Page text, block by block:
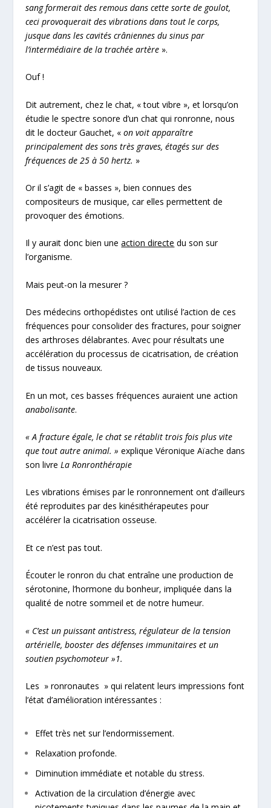
sang formerait des remous dans cette sorte de goulot,
ceci provoquerait des vibrations dans tout le corps,
jusque dans les cavités crâniennes du sinus par
l’intermédiaire de la trachée artère ».
Ouf !
Dit autrement, chez le chat, « tout vibre », et lorsqu’on
étudie le spectre sonore d’un chat qui ronronne, nous
dit le docteur Gauchet, «on voit apparaître
principalement des sons très graves, étagés sur des
fréquences de 25 à 50 hertz. »
Or il s’agit de « basses », bien connues des
compositeurs de musique, car elles permettent de
provoquer des émotions.
Il y aurait donc bien uneaction directe du son sur
l’organisme.
Mais peut-on la mesurer ?
Des médecins orthopédistes ont utilisé l’action de ces
fréquences pour consolider des fractures, pour soigner
des arthroses délabrantes. Avec pour résultats une
accélération du processus de cicatrisation, de création
de tissus nouveaux.
En un mot, ces basses fréquences auraient une action
anabolisante.
«A fracture égale, le chat se rétablit trois fois plus vite
que tout autre animal. »explique Véronique Aïache dans
son livreLa Ronronthérapie
Les vibrations émises par le ronronnement ont d’ailleurs
été reproduites par des kinésithérapeutes pour
accélérer la cicatrisation osseuse.
Et ce n’est pas tout.
Écouter le ronron du chat entraîne une production de
sérotonine, l’hormone du bonheur, impliquée dans la
qualité de notre sommeil et de notre humeur.
« C’est un puissant antistress, régulateur de la tension
artérielle, booster des défenses immunitaires et un
soutien psychomoteur »1.
Les » ronronautes » qui relatent leurs impressions font
l’état d’amélioration intéressantes :
Effet très net sur l’endormissement.
Relaxation profonde.
Diminution immédiate et notable du stress.
Activation de la circulation d’énergie avec